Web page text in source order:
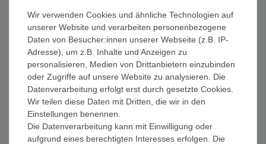
Übernehmen
Wichtige Informationen
FAQ Funkuhren
Wasserdichtheit
Geschenkverpackung
Batterieentsorgung
Zahlung
Versand
Wir verwenden Cookies und ähnliche Technologien auf
unserer Website und verarbeiten personenbezogene
Daten von Besucher:innen unserer Webseite (z.B. IP-
Adresse), um z.B. Inhalte und Anzeigen zu
personalisieren, Medien von Drittanbietern einzubinden
oder Zugriffe auf unsere Website zu analysieren. Die
Datenverarbeitung erfolgt erst durch gesetzte Cookies.
Wir teilen diese Daten mit Dritten, die wir in den
Einstellungen benennen.
Die Datenverarbeitung kann mit Einwilligung oder
aufgrund eines berechtigten Interesses erfolgen. Die